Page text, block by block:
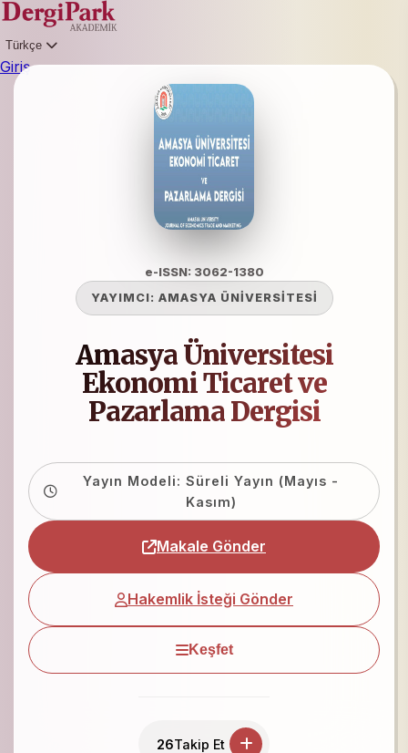
Türkçe
Giriş
e-ISSN: 3062-1380
YAYIMCI: AMASYA ÜNİVERSİTESİ
Amasya Üniversitesi
Ekonomi Ticaret ve
Pazarlama Dergisi
Yayın Modeli: Süreli Yayın (Mayıs -
Kasım)
Makale Gönder
Hakemlik İsteği Gönder
Keşfet
26Takip Et